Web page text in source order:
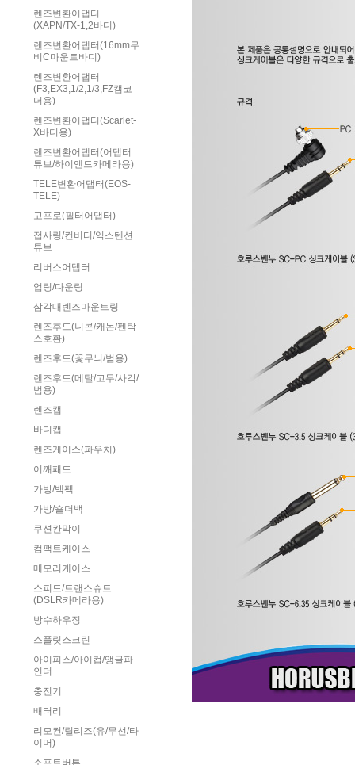
렌즈변환어댑터
(XAPN/TX-1,2바디)
렌즈변환어댑터(16mm무
비C마운트바디)
렌즈변환어댑터
(F3,EX3,1/2,1/3,FZ캠코
더용)
렌즈변환어댑터(Scarlet-
X바디용)
렌즈변환어댑터(어댑터
튜브/하이엔드카메라용)
TELE변환어댑터(EOS-
TELE)
고프로(필터어댑터)
접사링/컨버터/익스텐션
튜브
리버스어댑터
업링/다운링
삼각대렌즈마운트링
렌즈후드(니콘/캐논/펜탁
스호환)
렌즈후드(꽃무늬/범용)
렌즈후드(메탈/고무/사각/
범용)
렌즈캡
바디캡
렌즈케이스(파우치)
어깨패드
가방/백팩
가방/숄더백
쿠션칸막이
컴팩트케이스
메모리케이스
스피드/트랜스슈트
(DSLR카메라용)
방수하우징
스플릿스크린
아이피스/아이컵/앵글파
인더
충전기
배터리
리모컨/릴리즈(유/무선/타
이머)
소프트버튼